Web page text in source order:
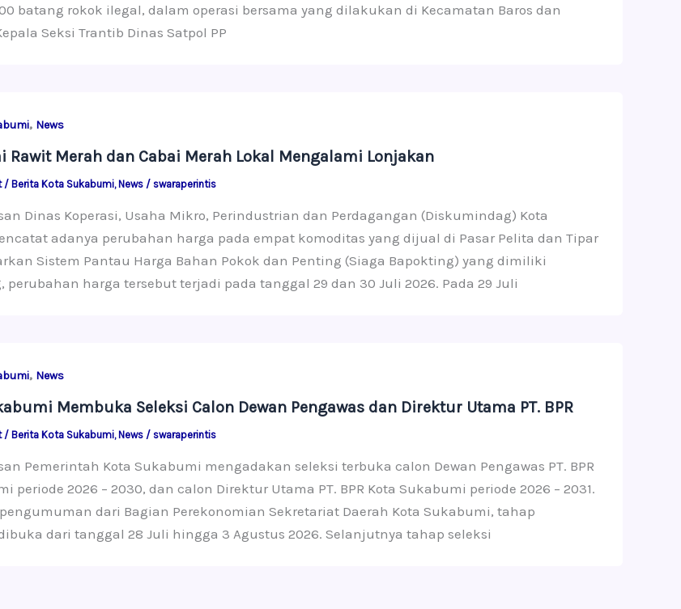
batang rokok ilegal, dalam operasi bersama yang dilakukan di Kecamatan Baros dan
Seksi Trantib Dinas Satpol PP
, News
Rawit Merah dan Cabai Merah Lokal Mengalami Lonjakan
/ Berita Kota Sukabumi, News/ swaraperintis
Dinas Koperasi, Usaha Mikro, Perindustrian dan Perdagangan (Diskumindag) Kota
adanya perubahan harga pada empat komoditas yang dijual di Pasar Pelita dan Tipar
Sistem Pantau Harga Bahan Pokok dan Penting (Siaga Bapokting) yang dimiliki
perubahan harga tersebut terjadi pada tanggal 29 dan 30 Juli 2026. Pada 29 Juli
, News
Membuka Seleksi Calon Dewan Pengawas dan Direktur Utama PT. BPR
/ Berita Kota Sukabumi, News/ swaraperintis
Pemerintah Kota Sukabumi mengadakan seleksi terbuka calon Dewan Pengawas PT. BPR
periode 2026 – 2030, dan calon Direktur Utama PT. BPR Kota Sukabumi periode 2026 – 2031.
dari Bagian Perekonomian Sekretariat Daerah Kota Sukabumi, tahap
dari tanggal 28 Juli hingga 3 Agustus 2026. Selanjutnya tahap seleksi